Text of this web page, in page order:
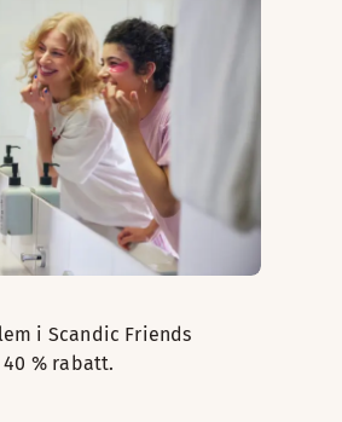
i Scandic Friends
% rabatt.